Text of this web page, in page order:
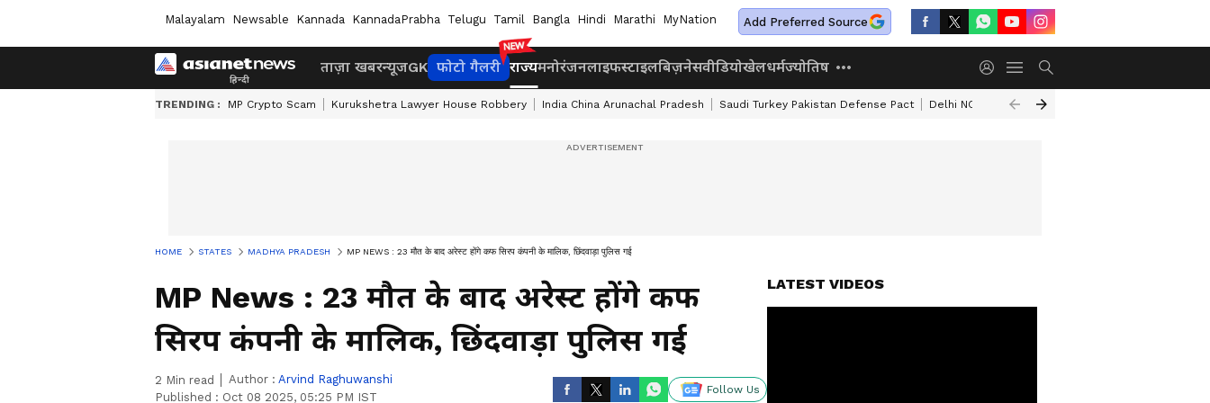
Malayalam Newsable Kannada KannadaPrabha Telugu Tamil Bangla Hindi Marathi MyNation Add Preferred Source
ताज़ा खबरन्यूजGK फोटो गैलरी राज्यमनोरंजनलाइफस्टाइलबिज़नेसवीडियोखेलधर्मज्योतिष
TRENDING : MP Crypto Scam Kurukshetra Lawyer House Robbery India China Arunachal Pradesh Saudi Turkey Pakistan Defense Pact Delhi NCR Heavy Rain
HOME STATES MADHYA PRADESH MP NEWS : 23 मौत के बाद अरेस्ट होंगे कफ सिरप कंपनी के मालिक, छिंदवाड़ा पुलिस गई
MP News : 23 मौत के बाद अरेस्ट होंगे कफ
सिरप कंपनी के मालिक, छिंदवाड़ा पुलिस गई
2 Min read Author : Arvind Raghuwanshi
Published : Oct 08 2025, 05:25 PM IST
Follow Us
LATEST VIDEOS